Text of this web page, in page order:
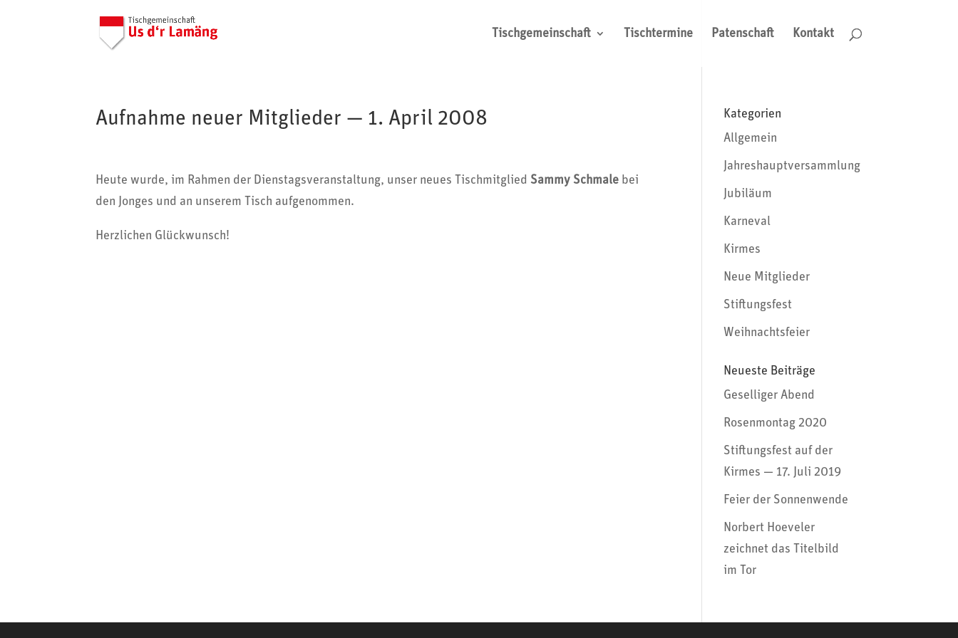
Tischgemeinschaft Tischtermine Patenschaft Kontakt
Aufnahme neuer Mitglieder — 1. April 2008
Heute wurde, im Rahmen der Diens­tags­ver­an­stal­tung, unser neues Tisch­mit­glied Sammy Schmale bei
den Jonges und an unserem Tisch aufgenommen.
Herz­li­chen Glückwunsch!
Kategorien
Allgemein
Jahreshauptversammlung
Jubiläum
Karneval
Kirmes
Neue Mitglieder
Stiftungsfest
Weihnachtsfeier
Neueste Beiträge
Geselliger Abend
Rosenmontag 2020
Stiftungsfest auf der
Kirmes — 17. Juli 2019
Feier der Sonnenwende
Norbert Hoeveler
zeichnet das Titelbild
im Tor